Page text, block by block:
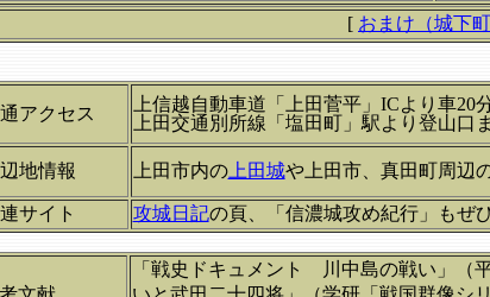
[ おまけ（城下町
アクセス
上信越自動車道「上田菅平」ICより車20分
上田交通別所線「塩田町」駅より登山
地情報 上田市内の上田城や上田市、真田町周辺
サイト 攻城日記の頁、「信濃城攻め紀行」もぜ
「戦史ドキュメント 川中島の戦い」（